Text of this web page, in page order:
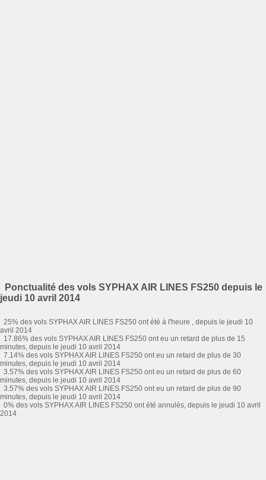
Ponctualité des vols SYPHAX AIR LINES FS250 depuis le
jeudi 10 avril 2014
25% des vols SYPHAX AIR LINES FS250 ont été à l'heure , depuis le jeudi 10
avril 2014
17.86% des vols SYPHAX AIR LINES FS250 ont eu un retard de plus de 15
minutes, depuis le jeudi 10 avril 2014
7.14% des vols SYPHAX AIR LINES FS250 ont eu un retard de plus de 30
minutes, depuis le jeudi 10 avril 2014
3.57% des vols SYPHAX AIR LINES FS250 ont eu un retard de plus de 60
minutes, depuis le jeudi 10 avril 2014
3.57% des vols SYPHAX AIR LINES FS250 ont eu un retard de plus de 90
minutes, depuis le jeudi 10 avril 2014
0% des vols SYPHAX AIR LINES FS250 ont été annulés, depuis le jeudi 10 avril
2014